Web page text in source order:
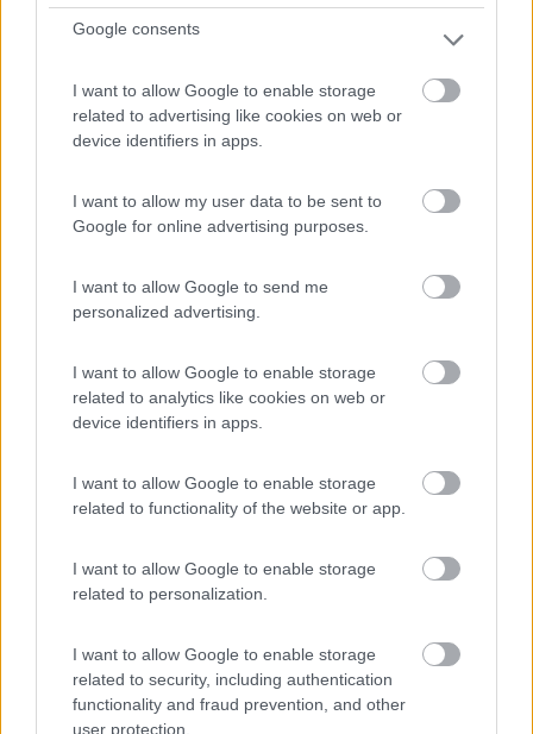
Google consents
I want to allow Google to enable storage
related to advertising like cookies on web or
device identifiers in apps.
I want to allow my user data to be sent to
Google for online advertising purposes.
I want to allow Google to send me
personalized advertising.
I want to allow Google to enable storage
related to analytics like cookies on web or
device identifiers in apps.
I want to allow Google to enable storage
related to functionality of the website or app.
I want to allow Google to enable storage
related to personalization.
I want to allow Google to enable storage
related to security, including authentication
functionality and fraud prevention, and other
user protection.
Area di sosta (PS)
Agriturismo Pian di Stantino
9 1
Servizi / Posizione
Situata nell'appenino forlivese, a 5 km dal paese, l'azie...
Tredozio (FC) - 16.6km
SS 86 - Podere Pian di Stantino, 54